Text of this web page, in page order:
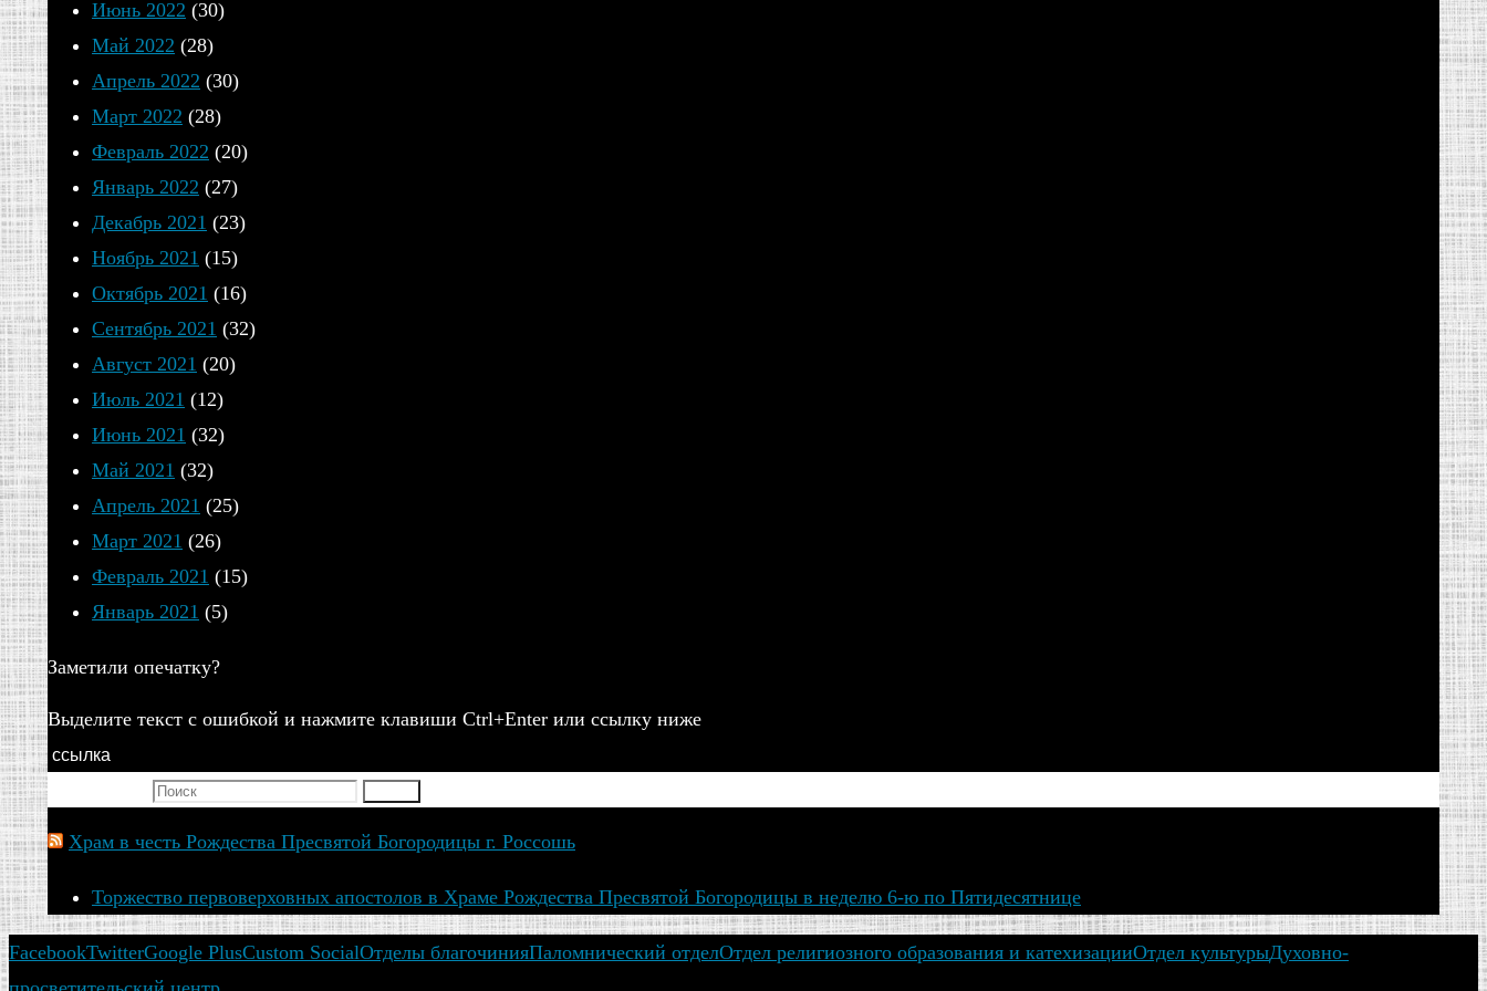
Июнь 2022 (30)
Май 2022 (28)
Апрель 2022 (30)
Март 2022 (28)
Февраль 2022 (20)
Январь 2022 (27)
Декабрь 2021 (23)
Ноябрь 2021 (15)
Октябрь 2021 (16)
Сентябрь 2021 (32)
Август 2021 (20)
Июль 2021 (12)
Июнь 2021 (32)
Май 2021 (32)
Апрель 2021 (25)
Март 2021 (26)
Февраль 2021 (15)
Январь 2021 (5)
Заметили опечатку?
Выделите текст с ошибкой и нажмите клавиши Ctrl+Enter или ссылку ниже
ссылка
Храм в честь Рождества Пресвятой Богородицы г. Россошь
Торжество первоверховных апостолов в Храме Рождества Пресвятой Богородицы в неделю 6-ю по Пятидесятнице
FacebookTwitterGoogle PlusCustom SocialОтделы благочинияПаломнический отделОтдел религиозного образования и катехизацииОтдел культурыДуховно-